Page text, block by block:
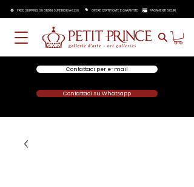
FREE SHIPPING SU ORDINI SUPERIORI A €250 OPERE CERTIFICATE E GARANTITE PAGAMENTI SICURI
Contattaci per e-mail
Contattaci su Whatsapp